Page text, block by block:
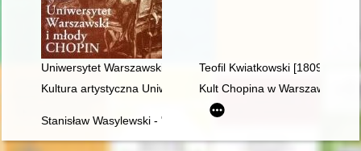
Uniwersytet Warszawski i młody ChopinTeofil Kwiatkowski [1809-1891]
Kultura artystyczna Uniwersytetu Warszawskiego. Ars et
Kult Chopina w Warszawie
Stanisław Wasylewski - "opolanin z wyboru" o Fryderyku